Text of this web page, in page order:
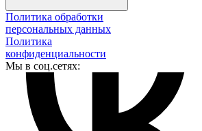
Политика обработки
персональных данных
Политика
конфиденциальности
Мы в соц.сетях: